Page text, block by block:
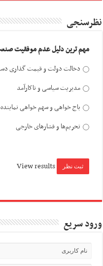
نظرسنجی
مهم ترین دلیل عدم موفقیت
دخالت دولت و قیمت گذاری
مدیریت سیاسی و ناکارآمد
باج خواهی و سهم خواهی
تحریم‌ها و فشارهای خارجی
View results
ورود سریع